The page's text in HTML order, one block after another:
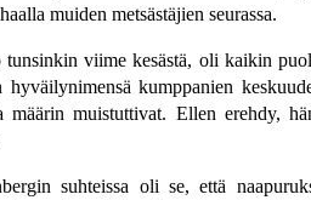
muiden metsästäjien seurassa.
tunsinkin viime kesästä, oli kaikin
hyväilynimensä kumppanien
määrin muistuttivat. Ellen erehdy,
suhteissa oli se, että